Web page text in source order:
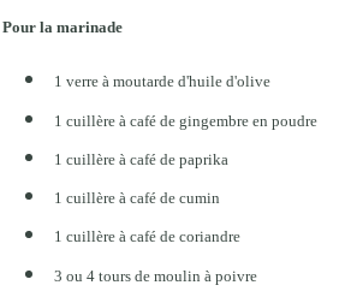
Pour la marinade
1 verre à moutarde d'huile d'olive
1 cuillère à café de gingembre en poudre
1 cuillère à café de paprika
1 cuillère à café de cumin
1 cuillère à caféde coriandre
3 ou 4 tours de moulin à poivre